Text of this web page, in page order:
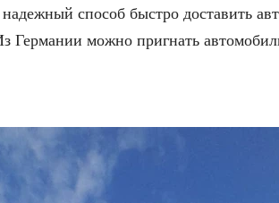
способ быстро доставить
Германии можно пригнать